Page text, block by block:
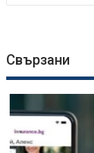
Свързани